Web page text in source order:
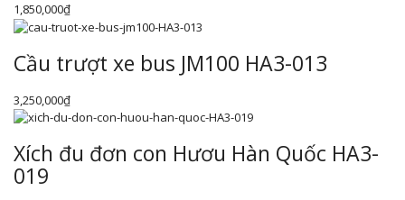
1,850,000₫
Cầu trượt xe bus JM100 HA3-013
3,250,000₫
Xích đu đơn con Hươu Hàn Quốc HA3-
019